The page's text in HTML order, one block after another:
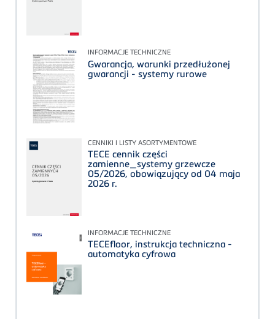
INFORMACJE TECHNICZNE
Gwarancja, warunki przedłużonej
gwarancji - systemy rurowe
CENNIKI I LISTY ASORTYMENTOWE
TECE cennik części
zamienne_systemy grzewcze
05/2026, obowiązujący od 04 maja
2026 r.
INFORMACJE TECHNICZNE
TECEfloor, instrukcja techniczna -
automatyka cyfrowa